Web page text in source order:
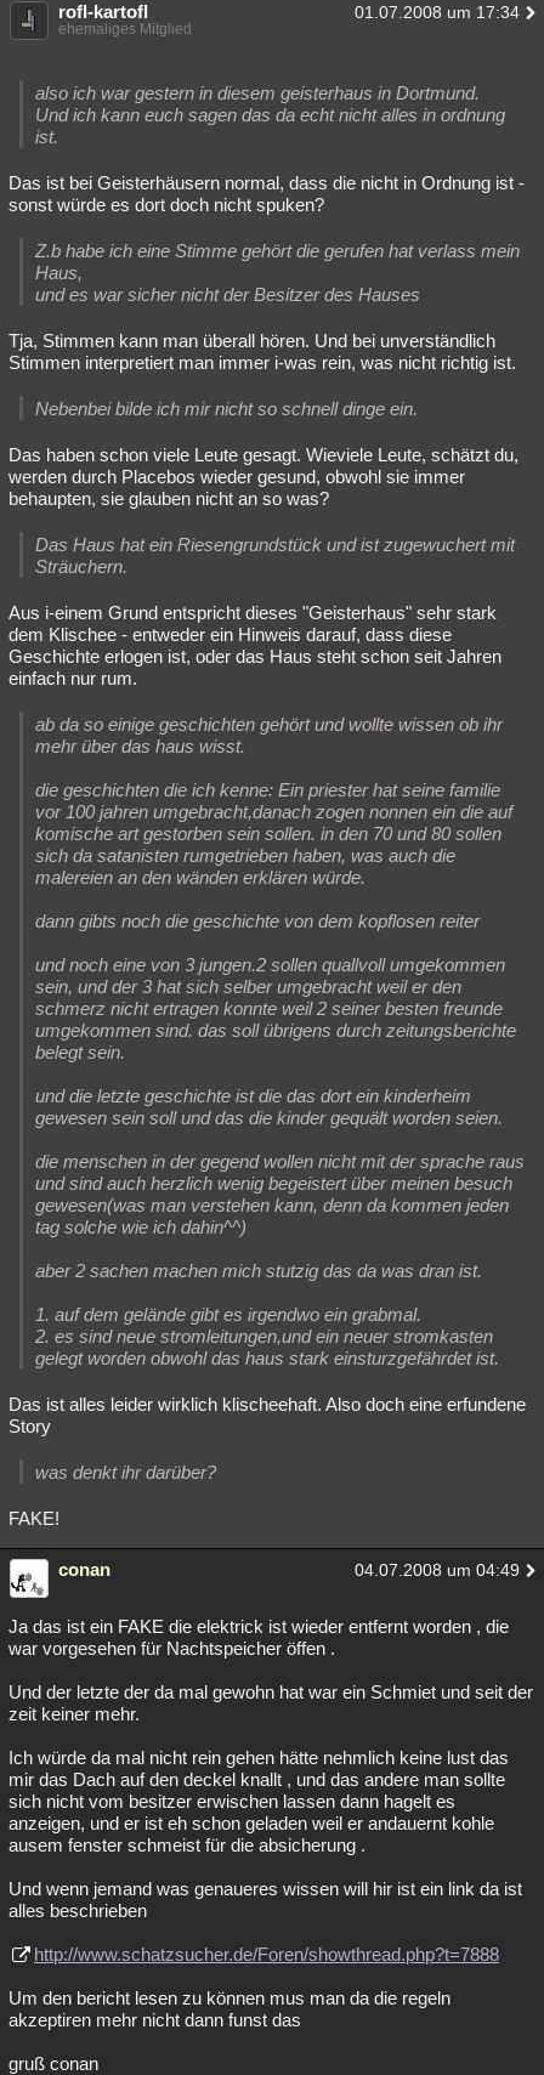
rofl-kartofl 01.07.2008 um 17:34
ehemaliges Mitglied
also ich war gestern in diesem geisterhaus in Dortmund.
Und ich kann euch sagen das da echt nicht alles in ordnung
ist.
Das ist bei Geisterhäusern normal, dass die nicht in Ordnung ist -
sonst würde es dort doch nicht spuken?
Z.b habe ich eine Stimme gehört die gerufen hat verlass mein
Haus,
und es war sicher nicht der Besitzer des Hauses
Tja, Stimmen kann man überall hören. Und bei unverständlich
Stimmen interpretiert man immer i-was rein, was nicht richtig ist.
Nebenbei bilde ich mir nicht so schnell dinge ein.
Das haben schon viele Leute gesagt. Wieviele Leute, schätzt du,
werden durch Placebos wieder gesund, obwohl sie immer
behaupten, sie glauben nicht an so was?
Das Haus hat ein Riesengrundstück und ist zugewuchert mit
Sträuchern.
Aus i-einem Grund entspricht dieses "Geisterhaus" sehr stark
dem Klischee - entweder ein Hinweis darauf, dass diese
Geschichte erlogen ist, oder das Haus steht schon seit Jahren
einfach nur rum.
ab da so einige geschichten gehört und wollte wissen ob ihr
mehr über das haus wisst.
die geschichten die ich kenne: Ein priester hat seine familie
vor 100 jahren umgebracht,danach zogen nonnen ein die auf
komische art gestorben sein sollen. in den 70 und 80 sollen
sich da satanisten rumgetrieben haben, was auch die
malereien an den wänden erklären würde.
dann gibts noch die geschichte von dem kopflosen reiter
und noch eine von 3 jungen.2 sollen quallvoll umgekommen
sein, und der 3 hat sich selber umgebracht weil er den
schmerz nicht ertragen konnte weil 2 seiner besten freunde
umgekommen sind. das soll übrigens durch zeitungsberichte
belegt sein.
und die letzte geschichte ist die das dort ein kinderheim
gewesen sein soll und das die kinder gequält worden seien.
die menschen in der gegend wollen nicht mit der sprache raus
und sind auch herzlich wenig begeistert über meinen besuch
gewesen(was man verstehen kann, denn da kommen jeden
tag solche wie ich dahin^^)
aber 2 sachen machen mich stutzig das da was dran ist.
1. auf dem gelände gibt es irgendwo ein grabmal.
2. es sind neue stromleitungen,und ein neuer stromkasten
gelegt worden obwohl das haus stark einsturzgefährdet ist.
Das ist alles leider wirklich klischeehaft. Also doch eine erfundene
Story
was denkt ihr darüber?
FAKE!
conan 04.07.2008 um 04:49
Ja das ist ein FAKE die elektrick ist wieder entfernt worden , die
war vorgesehen für Nachtspeicher öffen .
Und der letzte der da mal gewohn hat war ein Schmiet und seit der
zeit keiner mehr.
Ich würde da mal nicht rein gehen hätte nehmlich keine lust das
mir das Dach auf den deckel knallt , und das andere man sollte
sich nicht vom besitzer erwischen lassen dann hagelt es
anzeigen, und er ist eh schon geladen weil er andauernt kohle
ausem fenster schmeist für die absicherung .
Und wenn jemand was genaueres wissen will hir ist ein link da ist
alles beschrieben
http://www.schatzsucher.de/Foren/showthread.php?t=7888
Um den bericht lesen zu können mus man da die regeln
akzeptiren mehr nicht dann funst das
gruß conan